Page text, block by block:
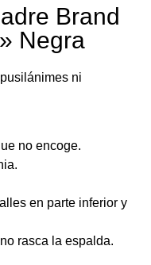
Brand
Negra
ni
no encoge.
en parte inferior y
rasca la espalda.